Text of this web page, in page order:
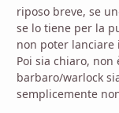
riposo breve, se
se lo tiene per la
non poter
Poi sia chiaro, non
barbaro/warlock
semplicemente